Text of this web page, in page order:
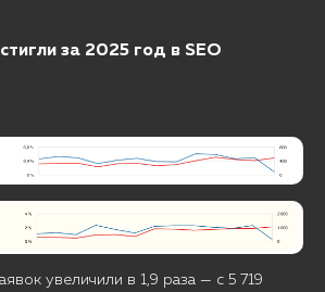
за 2025 год в SEO
увеличили в 1,9 раза — с 5 719